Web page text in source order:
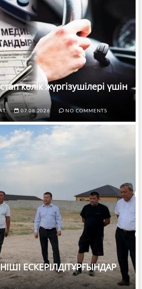
көлік жүргізушілері үшін
07.08.2026 NO COMMENTS
ЕСКЕРІЛДІТҰРҒЫНДАР